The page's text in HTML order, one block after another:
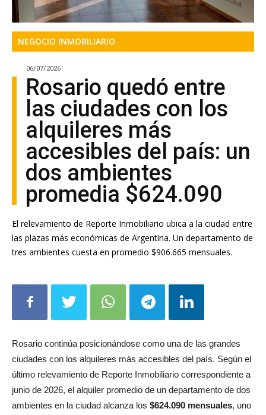
06/07/2026
Rosario quedó entre
las ciudades con los
alquileres más
accesibles del país: un
dos ambientes
promedia $624.090
El relevamiento de Reporte Inmobiliario ubica a la ciudad entre
las plazas más económicas de Argentina. Un departamento de
Rosario continúa posicionándose como una de las grandes
ciudades con los alquileres más accesibles del país. Según el
último relevamiento de Reporte Inmobiliario correspondiente a
junio de 2026, el alquiler promedio de un departamento de dos